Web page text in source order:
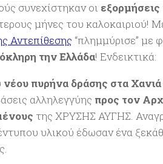
συνεχίστηκαν οι
μήνες του καλοκαιριού!
Αντεπίθεσης “πλημμύρισε” με
την Ελλάδα! Ενδεικτικά:
νέου πυρήνα δράσης στα Χανιά
αλληλεγγύης προς τον
της ΧΡΥΣΗΣ ΑΥΓΗΣ.
υλικού έδωσαν ένα